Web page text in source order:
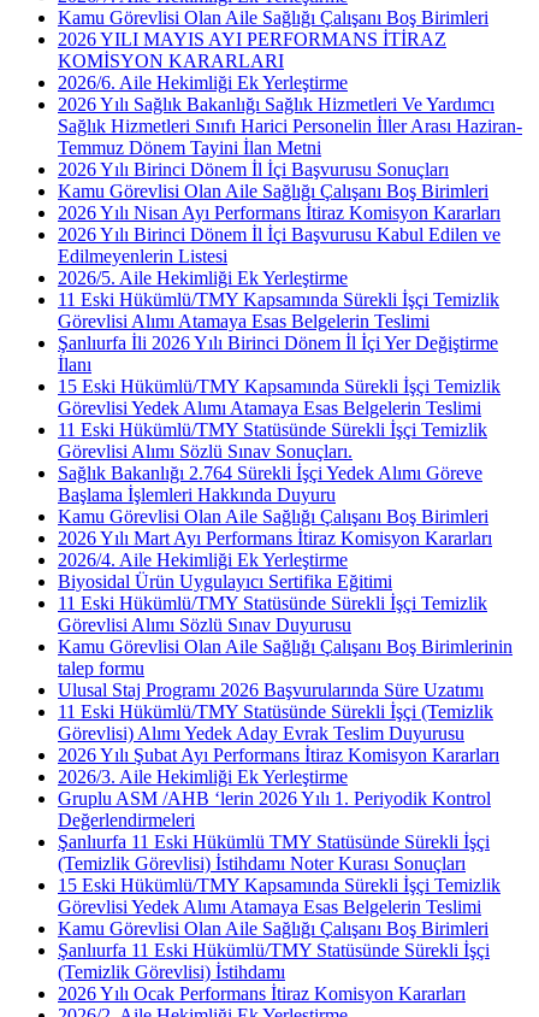
Kamu Görevlisi Olan Aile Sağlığı Çalışanı Boş Birimleri
2026 YILI MAYIS AYI PERFORMANS İTİRAZ
KOMİSYON KARARLARI
2026/6. Aile Hekimliği Ek Yerleştirme
2026 Yılı Sağlık Bakanlığı Sağlık Hizmetleri Ve Yardımcı
Sağlık Hizmetleri Sınıfı Harici Personelin İller Arası Haziran-
Temmuz Dönem Tayini İlan Metni
2026 Yılı Birinci Dönem İl İçi Başvurusu Sonuçları
Kamu Görevlisi Olan Aile Sağlığı Çalışanı Boş Birimleri
2026 Yılı Nisan Ayı Performans İtiraz Komisyon Kararları
2026 Yılı Birinci Dönem İl İçi Başvurusu Kabul Edilen ve
Edilmeyenlerin Listesi
2026/5. Aile Hekimliği Ek Yerleştirme
11 Eski Hükümlü/TMY Kapsamında Sürekli İşçi Temizlik
Görevlisi Alımı Atamaya Esas Belgelerin Teslimi
Şanlıurfa İli 2026 Yılı Birinci Dönem İl İçi Yer Değiştirme
İlanı
15 Eski Hükümlü/TMY Kapsamında Sürekli İşçi Temizlik
Görevlisi Yedek Alımı Atamaya Esas Belgelerin Teslimi
11 Eski Hükümlü/TMY Statüsünde Sürekli İşçi Temizlik
Görevlisi Alımı Sözlü Sınav Sonuçları.
Sağlık Bakanlığı 2.764 Sürekli İşçi Yedek Alımı Göreve
Başlama İşlemleri Hakkında Duyuru
Kamu Görevlisi Olan Aile Sağlığı Çalışanı Boş Birimleri
2026 Yılı Mart Ayı Performans İtiraz Komisyon Kararları
2026/4. Aile Hekimliği Ek Yerleştirme
Biyosidal Ürün Uygulayıcı Sertifika Eğitimi
11 Eski Hükümlü/TMY Statüsünde Sürekli İşçi Temizlik
Görevlisi Alımı Sözlü Sınav Duyurusu
Kamu Görevlisi Olan Aile Sağlığı Çalışanı Boş Birimlerinin
talep formu
Ulusal Staj Programı 2026 Başvurularında Süre Uzatımı
11 Eski Hükümlü/TMY Statüsünde Sürekli İşçi (Temizlik
Görevlisi) Alımı Yedek Aday Evrak Teslim Duyurusu
2026 Yılı Şubat Ayı Performans İtiraz Komisyon Kararları
2026/3. Aile Hekimliği Ek Yerleştirme
Gruplu ASM /AHB ‘lerin 2026 Yılı 1. Periyodik Kontrol
Değerlendirmeleri
Şanlıurfa 11 Eski Hükümlü TMY Statüsünde Sürekli İşçi
(Temizlik Görevlisi) İstihdamı Noter Kurası Sonuçları
15 Eski Hükümlü/TMY Kapsamında Sürekli İşçi Temizlik
Görevlisi Yedek Alımı Atamaya Esas Belgelerin Teslimi
Kamu Görevlisi Olan Aile Sağlığı Çalışanı Boş Birimleri
Şanlıurfa 11 Eski Hükümlü/TMY Statüsünde Sürekli İşçi
(Temizlik Görevlisi) İstihdamı
2026 Yılı Ocak Performans İtiraz Komisyon Kararları